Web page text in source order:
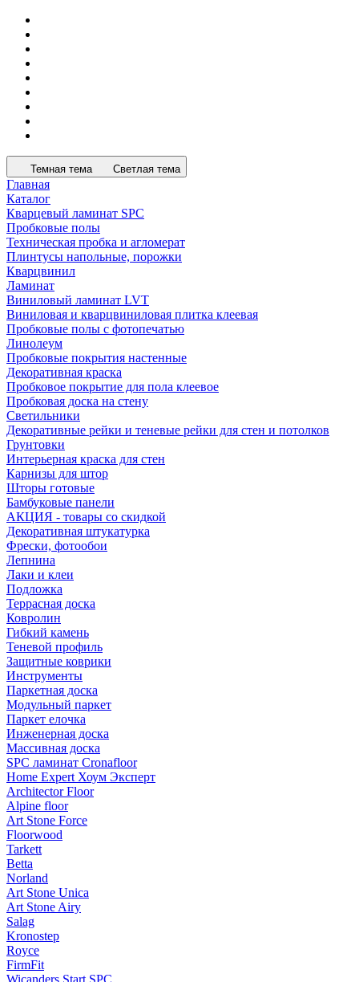
Темная тема Светлая тема
Главная
Каталог
Кварцевый ламинат SPC
Пробковые полы
Техническая пробка и агломерат
Плинтусы напольные, порожки
Кварцвинил
Ламинат
Виниловый ламинат LVT
Виниловая и кварцвиниловая плитка клеевая
Пробковые полы с фотопечатью
Линолеум
Пробковые покрытия настенные
Декоративная краска
Пробковое покрытие для пола клеевое
Пробковая доска на стену
Светильники
Декоративные рейки и теневые рейки для стен и потолков
Грунтовки
Интерьерная краска для стен
Карнизы для штор
Шторы готовые
Бамбуковые панели
АКЦИЯ - товары со скидкой
Декоративная штукатурка
Фрески, фотообои
Лепнина
Лаки и клеи
Подложка
Террасная доска
Ковролин
Гибкий камень
Теневой профиль
Защитные коврики
Инструменты
Паркетная доска
Модульный паркет
Паркет елочка
Инженерная доска
Массивная доска
SPC ламинат Cronafloor
Home Expert Хоум Эксперт
Architector Floor
Alpine floor
Art Stone Force
Floorwood
Tarkett
Betta
Norland
Art Stone Unica
Art Stone Airy
Salag
Kronostep
Royce
FirmFit
Wicanders Start SPC